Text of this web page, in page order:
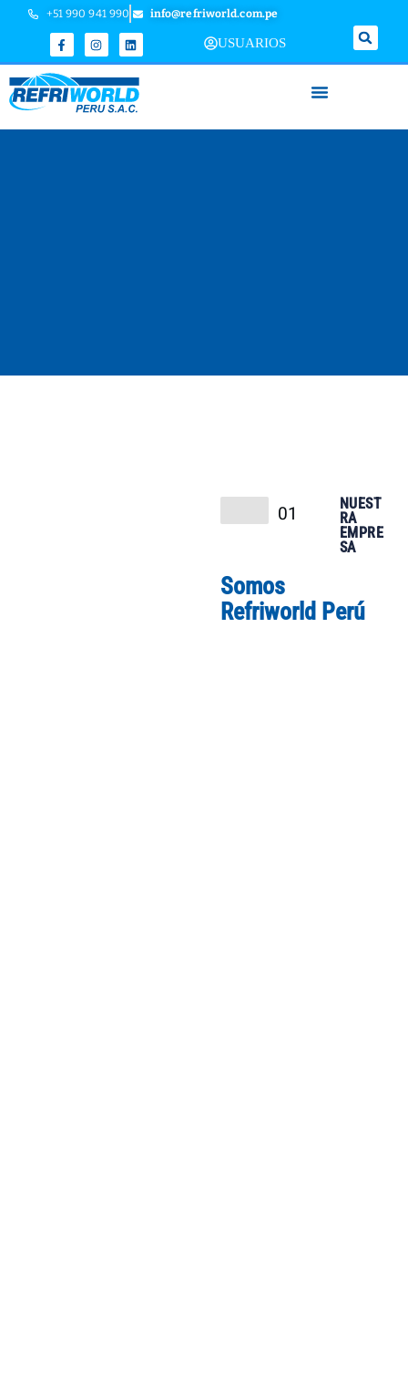
+51 990 941 990 info@refriworld.com.pe
USUARIOS
01
NUEST
RA
EMPRE
SA
Somos
Refriworld Perú